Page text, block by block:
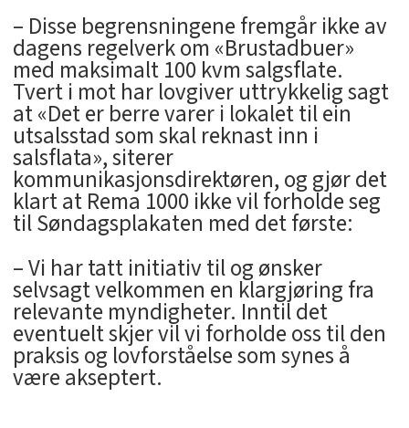
– Disse begrensningene fremgår ikke av
dagens regelverk om «Brustadbuer»
med maksimalt 100 kvm salgsflate.
Tvert i mot har lovgiver uttrykkelig sagt
at «Det er berre varer i lokalet til ein
utsalsstad som skal reknast inn i
salsflata», siterer
kommunikasjonsdirektøren, og gjør det
klart at Rema 1000 ikke vil forholde seg
til Søndagsplakaten med det første:
– Vi har tatt initiativ til og ønsker
selvsagt velkommen en klargjøring fra
relevante myndigheter. Inntil det
eventuelt skjer vil vi forholde oss til den
praksis og lovforståelse som synes å
være akseptert.